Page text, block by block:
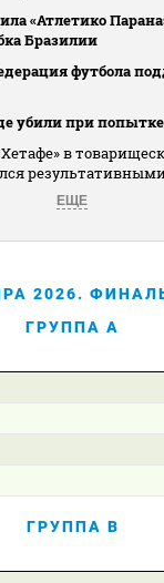
«Атлетико
Бразилии
футбола
убили при
в
ЕЩЕ
2026.
ГРУППА A
ГРУППА B